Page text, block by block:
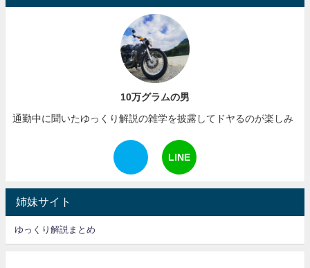
10万グラムの男
通勤中に聞いたゆっくり解説の雑学を披露してドヤるのが楽しみ
LINE
姉妹サイト
ゆっくり解説まとめ